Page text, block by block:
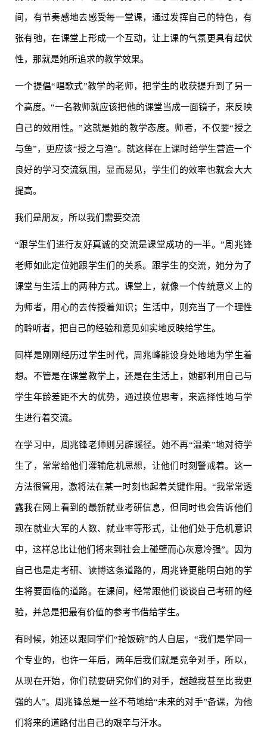
间，有节奏感地去感受每一堂课，通过发挥自己的特色，有
张有弛，在课堂上形成一个互动，让上课的气氛更具有起伏
性，那就是她所追求的教学效果。
一个提倡“唱歌式”教学的老师，把学生的收获提升到了另一
个高度。“一名教师就应该把他的课堂当成一面镜子，来反映
自己的效用性。”这就是她的教学态度。师者，不仅要“授之
与鱼”，更应该“授之与渔”。就这样在上课时给学生营造一个
良好的学习交流氛围，显而易见，学生们的效率也就会大大
提高。
我们是朋友，所以我们需要交流
“跟学生们进行友好真诚的交流是课堂成功的一半。”周兆锋
老师如此定位她跟学生们的关系。跟学生的交流，她分为了
课堂与生活上的两种方式。课堂上，就像一个传统意义上的
为师者，用心的去传授着知识；生活中，则充当了一个理性
的聆听者，把自己的经验和意见如实地反映给学生。
同样是刚刚经历过学生时代，周兆峰能设身处地地为学生着
想。不管是在课堂教学上，还是在生活上，她都利用自己与
学生年龄差距不大的优势，通过换位思考，来选择性地与学
生进行着交流。
在学习中，周兆锋老师则另辟蹊径。她不再“温柔”地对待学
生了，常常给他们灌输危机思想，让他们时刻警戒着。这一
方法很管用，激将法在某一时刻也起着关键作用。“我常常透
露我在网上看到的最新就业考研信息，但同时也会告诉他们
现在就业大军的人数、就业率等形式，让他们处于危机意识
中，这样总比让他们将来到社会上碰壁而心灰意冷强”。因为
自己也是走考研、读博这条道路的，周兆锋更能明白她的学
生将要面临的道路。在课间，经常跟他们谈谈自己考研的经
验，并总是把最有价值的参考书借给学生。
有时候，她还以跟同学们“抢饭碗”的人自居，“我们是学同一
个专业的，也许一年后，两年后我们就是竞争对手，所以，
从现在开始，你们就要研究你们的对手，超越我甚至比我更
强的人”。周兆锋总是一丝不苟地给“未来的对手”备课，为他
们将来的道路付出自己的艰辛与汗水。